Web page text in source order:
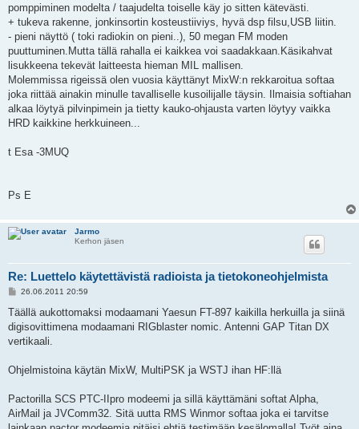
pomppiminen modelta / taajudelta toiselle käy jo sitten kätevästi.
+ tukeva rakenne, jonkinsortin kosteustiiviys, hyvä dsp filsu,USB liitin.
- pieni näyttö ( toki radiokin on pieni..), 50 megan FM moden
puuttuminen.Mutta tällä rahalla ei kaikkea voi saadakkaan.Käsikahvat
lisukkeena tekevät laitteesta hieman MIL mallisen.
Molemmissa rigeissä olen vuosia käyttänyt MixW:n rekkaroitua softaa
joka riittää ainakin minulle tavalliselle kusoilijalle täysin. Ilmaisia softiahan
alkaa löytyä pilvinpimein ja tietty kauko-ohjausta varten löytyy vaikka
HRD kaikkine herkkuineen...
t Esa -3MUQ
Ps E
Jarmo
Kerhon jäsen
Re: Luettelo käytettävistä radioista ja tietokoneohjelmista
P
s
26.06.2011 20:59
Täällä aukottomaksi modaamani Yaesun FT-897 kaikilla herkuilla ja siinä
digisovittimena modaamani RIGblaster nomic. Antenni GAP Titan DX
vertikaali.
Ohjelmistoina käytän MixW, MultiPSK ja WSTJ ihan HF:llä
Pactorilla SCS PTC-IIpro modeemi ja sillä käyttämäni softat Alpha,
AirMail ja JVComm32. Sitä uutta RMS Winmor softaa joka ei tarvitse